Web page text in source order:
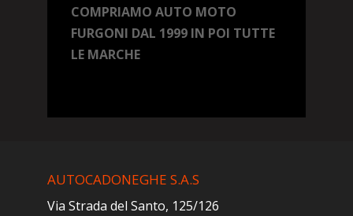
COMPRIAMO AUTO MOTO
FURGONI DAL 1999 IN POI TUTTE
LE MARCHE
AUTOCADONEGHE S.A.S
Via Strada del Santo, 125/126